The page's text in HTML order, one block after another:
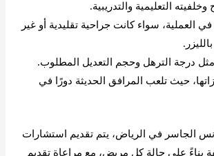
التعليمية والتدريبية.
في العملية، سواء كانت جراحية تقليدية أو غير
مثل درجة الترهل وحجم التعديل المطلوب.
حيث تلعب المرافق الحديثة دورًا في
الجاسر في الرياض، يتم تقديم استشارات
بناءً على حالة كل مريض، مع مراعاة تقديم